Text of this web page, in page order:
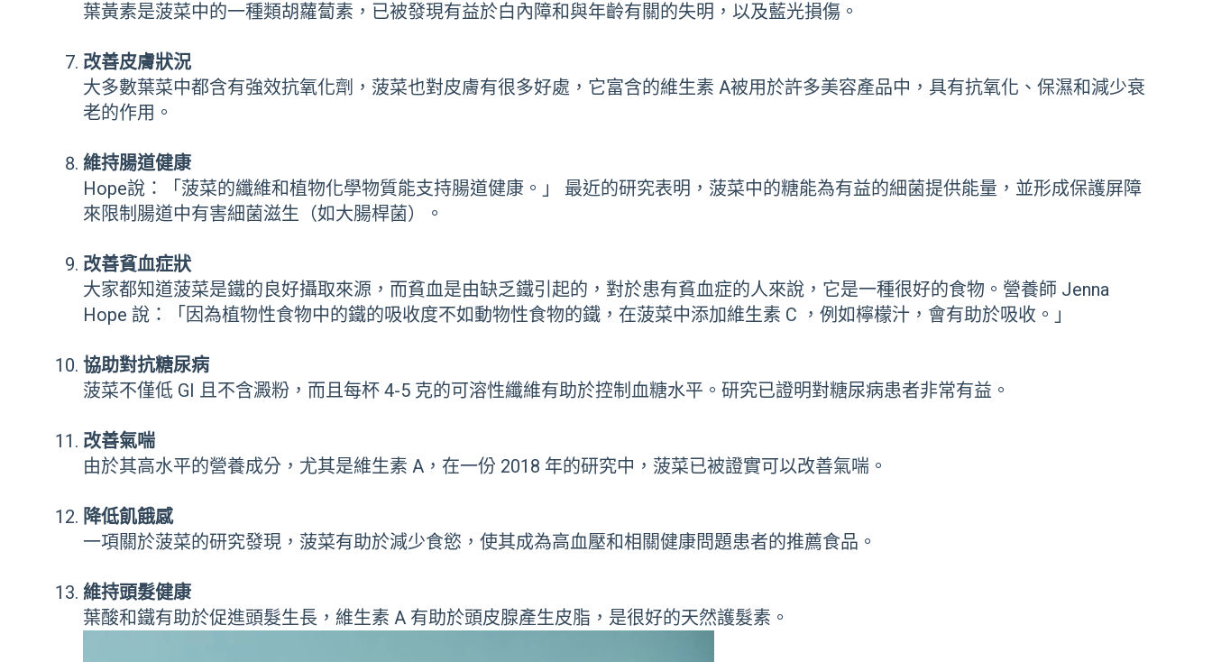
葉黃素是菠菜中的一種類胡蘿蔔素，已被發現有益於白內障和與年齡有關的失明，以及藍光損傷。
改善皮膚狀況
大多數葉菜中都含有強效抗氧化劑，菠菜也對皮膚有很多好處，它富含的維生素 A被用於許多美容產品中，具有抗氧化、保濕和減少衰
老的作用。
維持腸道健康
Hope說：「菠菜的纖維和植物化學物質能支持腸道健康。」 最近的研究表明，菠菜中的糖能為有益的細菌提供能量，並形成保護屏障
來限制腸道中有害細菌滋生（如大腸桿菌）。
改善貧血症狀
大家都知道菠菜是鐵的良好攝取來源，而貧血是由缺乏鐵引起的，對於患有貧血症的人來說，它是一種很好的食物。營養師 Jenna
Hope 說：「因為植物性食物中的鐵的吸收度不如動物性食物的鐵，在菠菜中添加維生素 C ，例如檸檬汁，會有助於吸收。」
協助對抗糖尿病
菠菜不僅低 GI 且不含澱粉，而且每杯 4-5 克的可溶性纖維有助於控制血糖水平。研究已證明對糖尿病患者非常有益。
改善氣喘
由於其高水平的營養成分，尤其是維生素 A，在一份 2018 年的研究中，菠菜已被證實可以改善氣喘。
降低飢餓感
一項關於菠菜的研究發現，菠菜有助於減少食慾，使其成為高血壓和相關健康問題患者的推薦食品。
維持頭髮健康
葉酸和鐵有助於促進頭髮生長，維生素 A 有助於頭皮腺產生皮脂，是很好的天然護髮素。